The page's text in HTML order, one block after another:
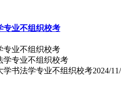
专业不组织校考
专业不组织校考
学书法学专业不组织校考2024/